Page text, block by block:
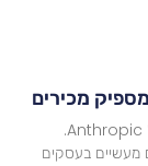
גלו את Claude, מודל הבינה המלאכותית החדש של Anthropic.
בעסקים